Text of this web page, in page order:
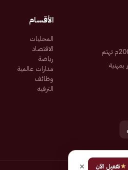
صحيفة إلكترونية سعودية تم تأسيسها عام 2007م تهتم
بمهنية
الأقسام
المحليات
الاقتصاد
رياضة
مدارات عالمية
وظائف
الترفيه
★تفعيل الآن